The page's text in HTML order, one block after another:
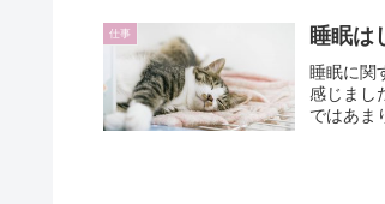
仕事 睡眠は
睡眠に関
感じまし
ではあま